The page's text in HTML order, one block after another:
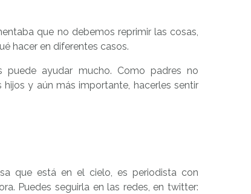
que no debemos reprimir las cosas,
hacer en diferentes casos.
ayudar mucho. Como padres no
y aún más importante, hacerles sentir
que está en el cielo, es periodista con
Puedes seguirla en las redes, en twitter: